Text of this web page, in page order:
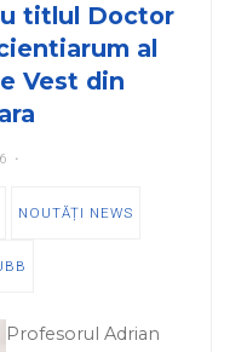
titlul Doctor
al
Vest din
NOUTĂȚI NEWS
Profesorul Adrian